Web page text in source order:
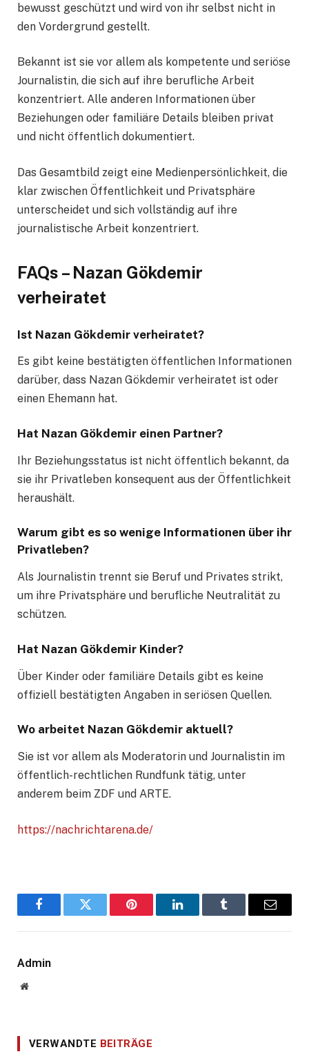
bewusst geschützt und wird von ihr selbst nicht in
den Vordergrund gestellt.
Bekannt ist sie vor allem als kompetente und seriöse
Journalistin, die sich auf ihre berufliche Arbeit
konzentriert. Alle anderen Informationen über
Beziehungen oder familiäre Details bleiben privat
und nicht öffentlich dokumentiert.
Das Gesamtbild zeigt eine Medienpersönlichkeit, die
klar zwischen Öffentlichkeit und Privatsphäre
unterscheidet und sich vollständig auf ihre
journalistische Arbeit konzentriert.
FAQs – Nazan Gökdemir
verheiratet
Ist Nazan Gökdemir verheiratet?
Es gibt keine bestätigten öffentlichen Informationen
darüber, dass Nazan Gökdemir verheiratet ist oder
einen Ehemann hat.
Hat Nazan Gökdemir einen Partner?
Ihr Beziehungsstatus ist nicht öffentlich bekannt, da
sie ihr Privatleben konsequent aus der Öffentlichkeit
heraushält.
Warum gibt es so wenige Informationen über ihr
Privatleben?
Als Journalistin trennt sie Beruf und Privates strikt,
um ihre Privatsphäre und berufliche Neutralität zu
schützen.
Hat Nazan Gökdemir Kinder?
Über Kinder oder familiäre Details gibt es keine
offiziell bestätigten Angaben in seriösen Quellen.
Wo arbeitet Nazan Gökdemir aktuell?
Sie ist vor allem als Moderatorin und Journalistin im
öffentlich-rechtlichen Rundfunk tätig, unter
anderem beim ZDF und ARTE.
https://nachrichtarena.de/
FacebookTwitter Pinterest LinkedInTumblr
E-
Admin
Website
VERWANDTE BEITRÄGE